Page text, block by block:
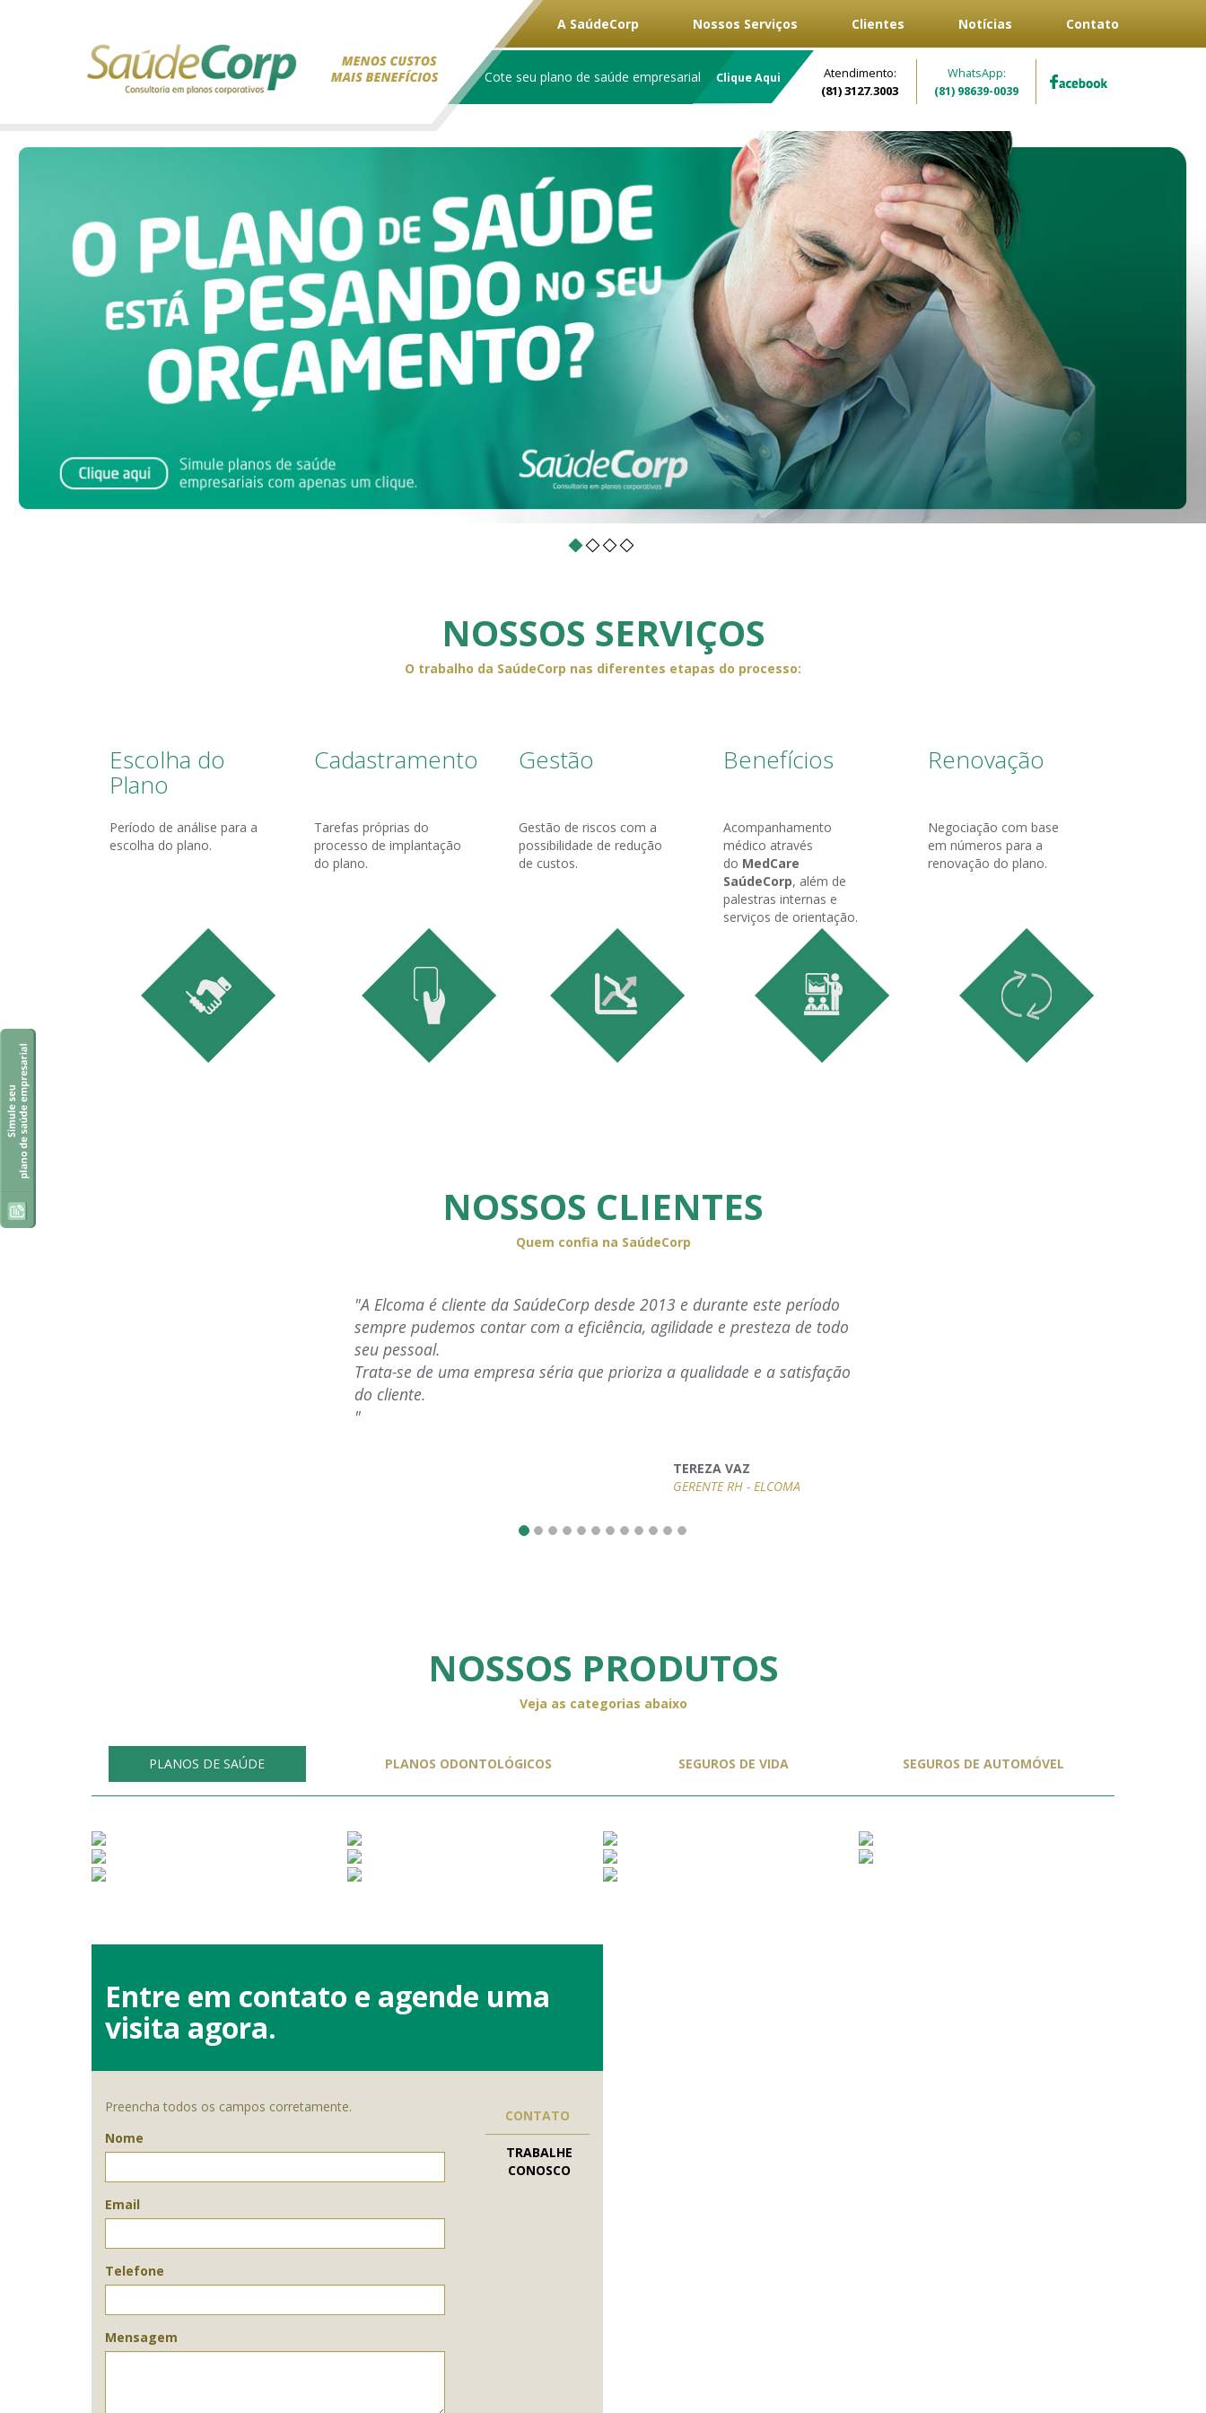
A SaúdeCorp Nossos Serviços Clientes Notícias Contato
Cote seu plano de saúde empresarial Clique Aqui
Atendimento:
(81) 3127.3003
WhatsApp:
(81) 98639-0039
NOSSOS SERVIÇOS
O trabalho da SaúdeCorp nas diferentes etapas do processo:
Escolha do
Plano
Período de análise para a
escolha do plano.
Cadastramento
Tarefas próprias do
processo de implantação
do plano.
Gestão
Gestão de riscos com a
possibilidade de redução
de custos.
Benefícios
Acompanhamento
médico através
do MedCare
SaúdeCorp, além de
palestras internas e
serviços de orientação.
Renovação
Negociação com base
em números para a
renovação do plano.
NOSSOS CLIENTES
Quem confia na SaúdeCorp
"A Elcoma é cliente da SaúdeCorp desde 2013 e durante este período
sempre pudemos contar com a eficiência, agilidade e presteza de todo
Trata-se de uma empresa séria que prioriza a qualidade e a satisfação
"O modelo de negócio proposto pela SaúdeCorp é excelente para
compor as soluções. Nos sentimos mais seguros trabalhado com
atendimento prestado pela equipe é impecável. Atenciosos e
ANALISTA DE RECURSOS HUMANOS - PERNAMBUCO CONSTRUTORA
NOSSOS PRODUTOS
Veja as categorias abaixo
PLANOS DE SAÚDE PLANOS ODONTOLÓGICOS SEGUROS DE VIDA SEGUROS DE AUTOMÓVEL
Entre em contato e agende uma
visita agora.
CONTATO
TRABALHE
CONOSCO
Preencha todos os campos corretamente.
Nome
Email
Telefone
Mensagem